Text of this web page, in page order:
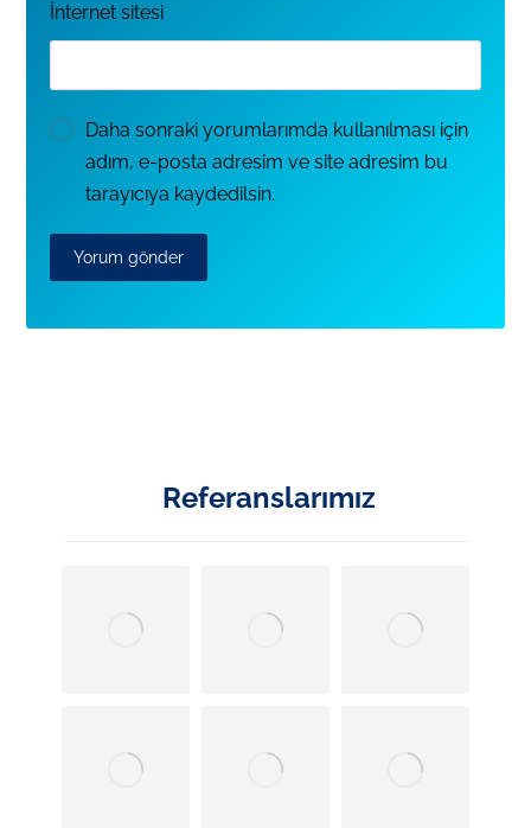
İnternet sitesi
Daha sonraki yorumlarımda kullanılması için
adım, e-posta adresim ve site adresim bu
tarayıcıya kaydedilsin.
Referanslarımız